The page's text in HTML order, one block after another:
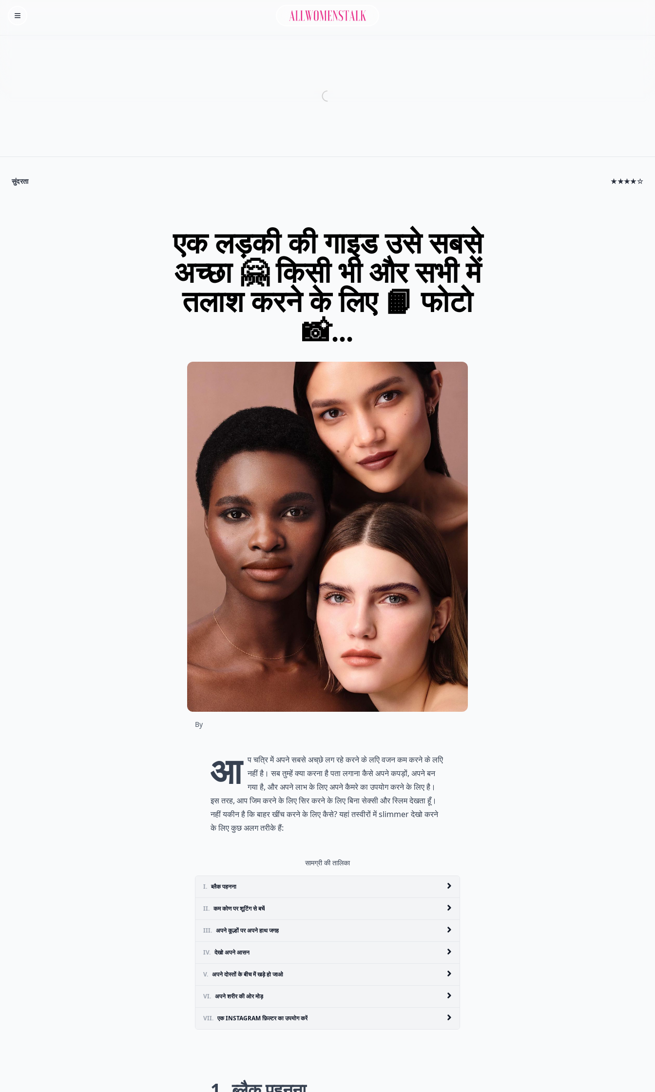
Homepage
Allwomenstalk
सुंदरता ★★★★☆
एक लड़की की गाइड उसे सबसे
अच्छा 🤗 किसी भी और सभी में
तलाश करने के लिए 📙 फोटो
📸...
By
आ प चित्र में अपने सबसे अच्छे लग रहे करने के लिए वजन कम करने के लिए
नहीं है। सब तुम्हें क्या करना है पता लगाना कैसे अपने कपड़ों, अपने बन
गया है, और अपने लाभ के लिए अपने कैमरे का उपयोग करने के लिए है।
इस तरह, आप जिम करने के लिए सिर करने के लिए बिना सेक्सी और स्लिम देखता हूँ।
नहीं यकीन है कि बाहर खींच करने के लिए कैसे? यहां तस्वीरों में slimmer देखो करने
के लिए कुछ अलग तरीके हैं:
सामग्री की तालिका
I. ब्लैक पहनना
II. कम कोण पर शूटिंग से बचें
III. अपने कूल्हों पर अपने हाथ जगह
IV. देखो अपने आसन
V. अपने दोस्तों के बीच में खड़े हो जाओ
VI. अपने शरीर की ओर मोड़
VII. एक INSTAGRAM फ़िल्टर का उपयोग करें